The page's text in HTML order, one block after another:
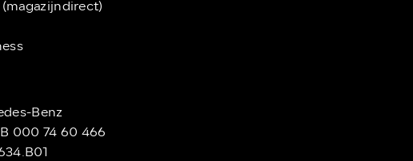
(magazijndirect)
Benz
000 74 60 466